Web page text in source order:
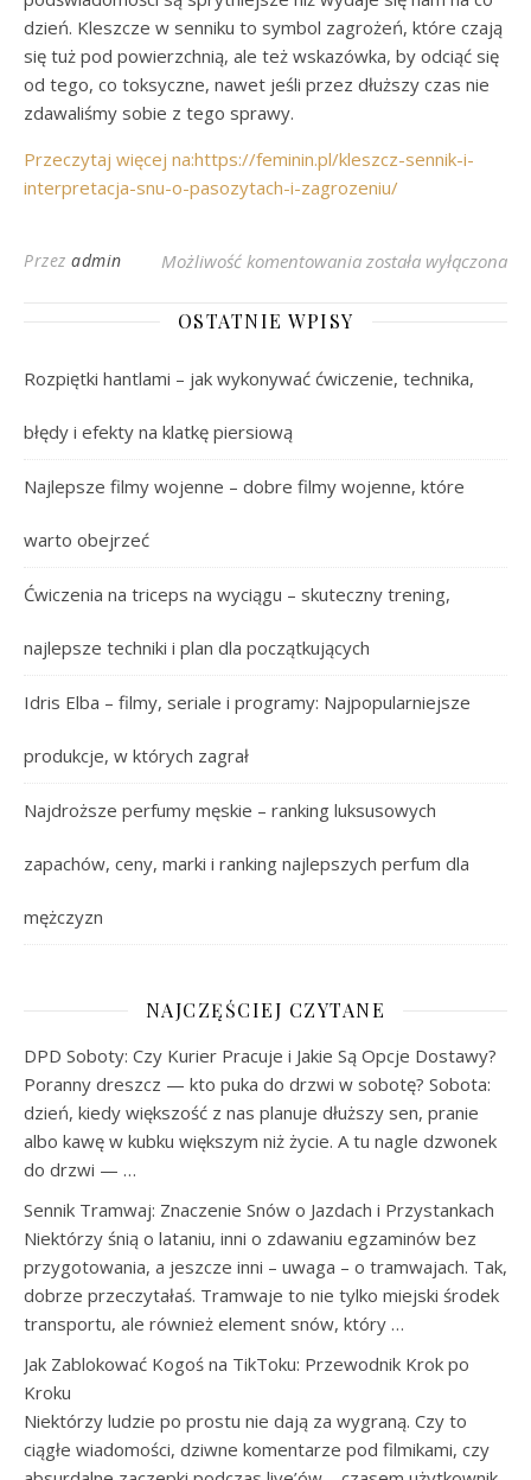
dzień. Kleszcze w senniku to symbol zagrożeń, które czają
się tuż pod powierzchnią, ale też wskazówka, by odciąć się
od tego, co toksyczne, nawet jeśli przez dłuższy czas nie
zdawaliśmy sobie z tego sprawy.
Przeczytaj więcej na:https://feminin.pl/kleszcz-sennik-i-
interpretacja-snu-o-pasozytach-i-zagrozeniu/
Przez admin Możliwość komentowania Co oznacza kleszcz
została wyłączona
OSTATNIE WPISY
Rozpiętki hantlami – jak wykonywać ćwiczenie, technika,
błędy i efekty na klatkę piersiową
Najlepsze filmy wojenne – dobre filmy wojenne, które
warto obejrzeć
Ćwiczenia na triceps na wyciągu – skuteczny trening,
najlepsze techniki i plan dla początkujących
Idris Elba – filmy, seriale i programy: Najpopularniejsze
produkcje, w których zagrał
Najdroższe perfumy męskie – ranking luksusowych
zapachów, ceny, marki i ranking najlepszych perfum dla
mężczyzn
NAJCZĘŚCIEJ CZYTANE
DPD Soboty: Czy Kurier Pracuje i Jakie Są Opcje Dostawy?
Poranny dreszcz — kto puka do drzwi w sobotę? Sobota:
dzień, kiedy większość z nas planuje dłuższy sen, pranie
albo kawę w kubku większym niż życie. A tu nagle dzwonek
do drzwi — …
Sennik Tramwaj: Znaczenie Snów o Jazdach i Przystankach
Niektórzy śnią o lataniu, inni o zdawaniu egzaminów bez
przygotowania, a jeszcze inni – uwaga – o tramwajach. Tak,
dobrze przeczytałaś. Tramwaje to nie tylko miejski środek
transportu, ale również element snów, który …
Jak Zablokować Kogoś na TikToku: Przewodnik Krok po
Kroku
Niektórzy ludzie po prostu nie dają za wygraną. Czy to
ciągłe wiadomości, dziwne komentarze pod filmikami, czy